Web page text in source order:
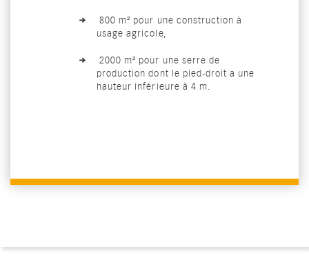
800 m² pour une construction à
usage agricole,
2000 m² pour une serre de
production dont le pied-droit a une
hauteur inférieure à 4 m.